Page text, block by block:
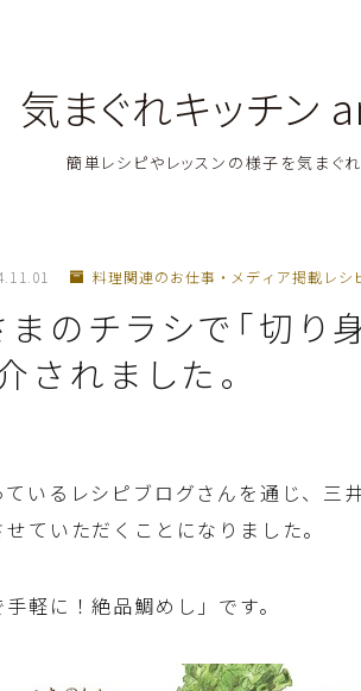
気まぐれキッチン
簡単レシピやレッスンの様子を気まぐ
料理関連のお仕事・メディア掲載レシ
鶏肉料理
牛肉料理
ひき肉料理
料理関連のお仕事・メディア掲載レシ
のチラシで「切り
されました。
いるレシピブログさんを通じ、三
ていただくことになりました。
軽に！絶品鯛めし」です。